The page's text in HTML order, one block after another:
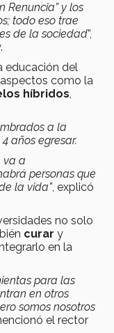
Renuncia” y los
todo eso trae
de la sociedad”,
educación del
como la
híbridos,
a la
años egresar.
va a
personas que
la vida”, explicó
no solo
curar y
en la
para las
en otros
somos nosotros
el rector